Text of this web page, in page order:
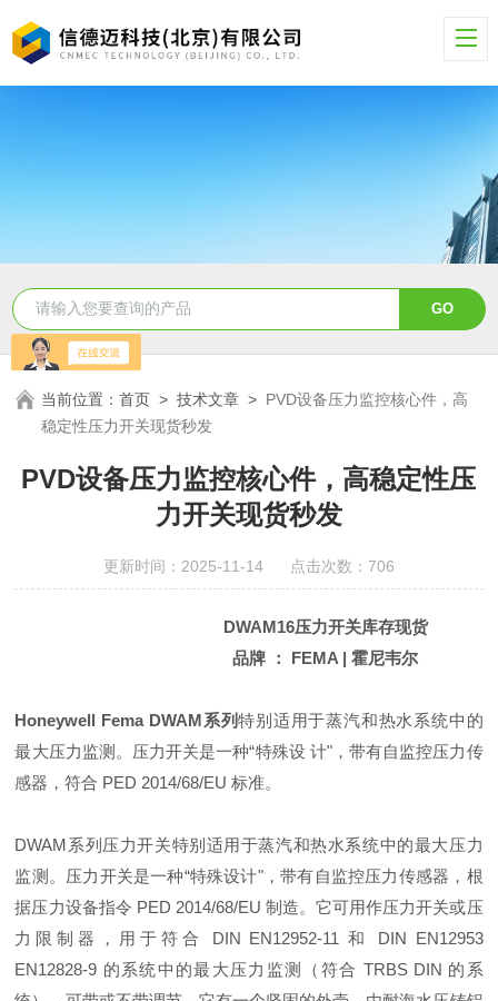
当前位置：首页 >技术文章 > PVD设备压力监控核心件，高
稳定性压力开关现货秒发
PVD设备压力监控核心件，高稳定性压
力开关现货秒发
更新时间：2025-11-14 点击次数：706
DWAM16压力开关库存现货
品牌 ： FEMA | 霍尼韦尔
Honeywell Fema DWAM系列特别适用于蒸汽和热水系统中的
最大压力监测。压力开关是一种“特殊设 计"，带有自监控压力传
感器，符合 PED 2014/68/EU 标准。
DWAM系列压力开关特别适用于蒸汽和热水系统中的最大压力
监测。压力开关是一种“特殊设计"，带有自监控压力传感器，根
据压力设备指令 PED 2014/68/EU 制造。它可用作压力开关或压
力限制器，用于符合 DIN EN12952-11 和 DIN EN12953
EN12828-9 的系统中的最大压力监测（符合 TRBS DIN 的系